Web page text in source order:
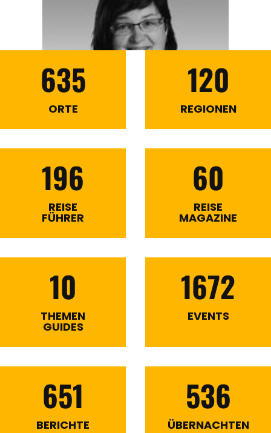
635
ORTE
120
REGIONEN
196
REISE
FÜHRER
60
REISE
MAGAZINE
10
THEMEN
GUIDES
1672
EVENTS
651
BERICHTE
536
ÜBERNACHTEN